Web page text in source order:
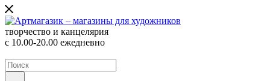
творчество и канцелярия
с 10.00-20.00 ежедневно